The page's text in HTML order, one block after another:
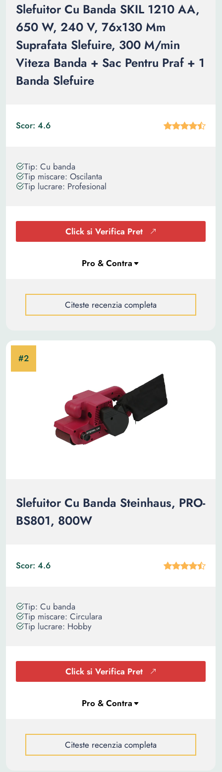
Slefuitor Cu Banda SKIL 1210 AA,
650 W, 240 V, 76x130 Mm
Suprafata Slefuire, 300 M/min
Viteza Banda + Sac Pentru Praf + 1
Banda Slefuire
Scor: 4.6
Tip: Cu banda
Tip miscare: Oscilanta
Tip lucrare: Profesional
Click si Verifica Pret
Citeste recenzia completa
Slefuitor Cu Banda Steinhaus, PRO-
BS801, 800W
Scor: 4.6
Tip: Cu banda
Tip miscare: Circulara
Tip lucrare: Hobby
Click si Verifica Pret
Citeste recenzia completa